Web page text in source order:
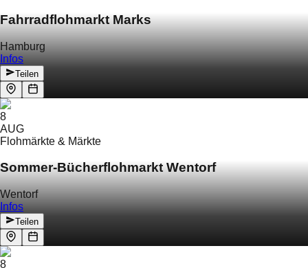
Fahrradflohmarkt Marks
Hamburg
Infos
Teilen
8
AUG
Flohmärkte & Märkte
Sommer-Bücherflohmarkt Wentorf
Wentorf
Infos
Teilen
8